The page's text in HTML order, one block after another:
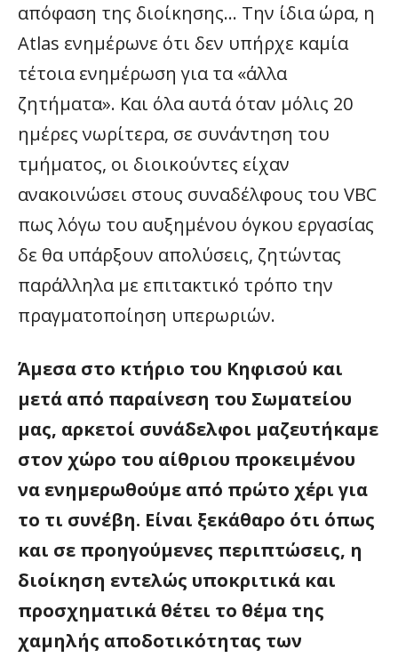
απόφαση της διοίκησης… Την ίδια ώρα, η
Atlas ενημέρωνε ότι δεν υπήρχε καμία
τέτοια ενημέρωση για τα «άλλα
ζητήματα». Και όλα αυτά όταν μόλις 20
ημέρες νωρίτερα, σε συνάντηση του
τμήματος, οι διοικούντες είχαν
ανακοινώσει στους συναδέλφους του VBC
πως λόγω του αυξημένου όγκου εργασίας
δε θα υπάρξουν απολύσεις, ζητώντας
παράλληλα με επιτακτικό τρόπο την
πραγματοποίηση υπερωριών.
Άμεσα στο κτήριο του Κηφισού και
μετά από παραίνεση του Σωματείου
μας, αρκετοί συνάδελφοι μαζευτήκαμε
στον χώρο του αίθριου προκειμένου
να ενημερωθούμε από πρώτο χέρι για
το τι συνέβη. Είναι ξεκάθαρο ότι όπως
και σε προηγούμενες περιπτώσεις, η
διοίκηση εντελώς υποκριτικά και
προσχηματικά θέτει το θέμα της
χαμηλής αποδοτικότητας των